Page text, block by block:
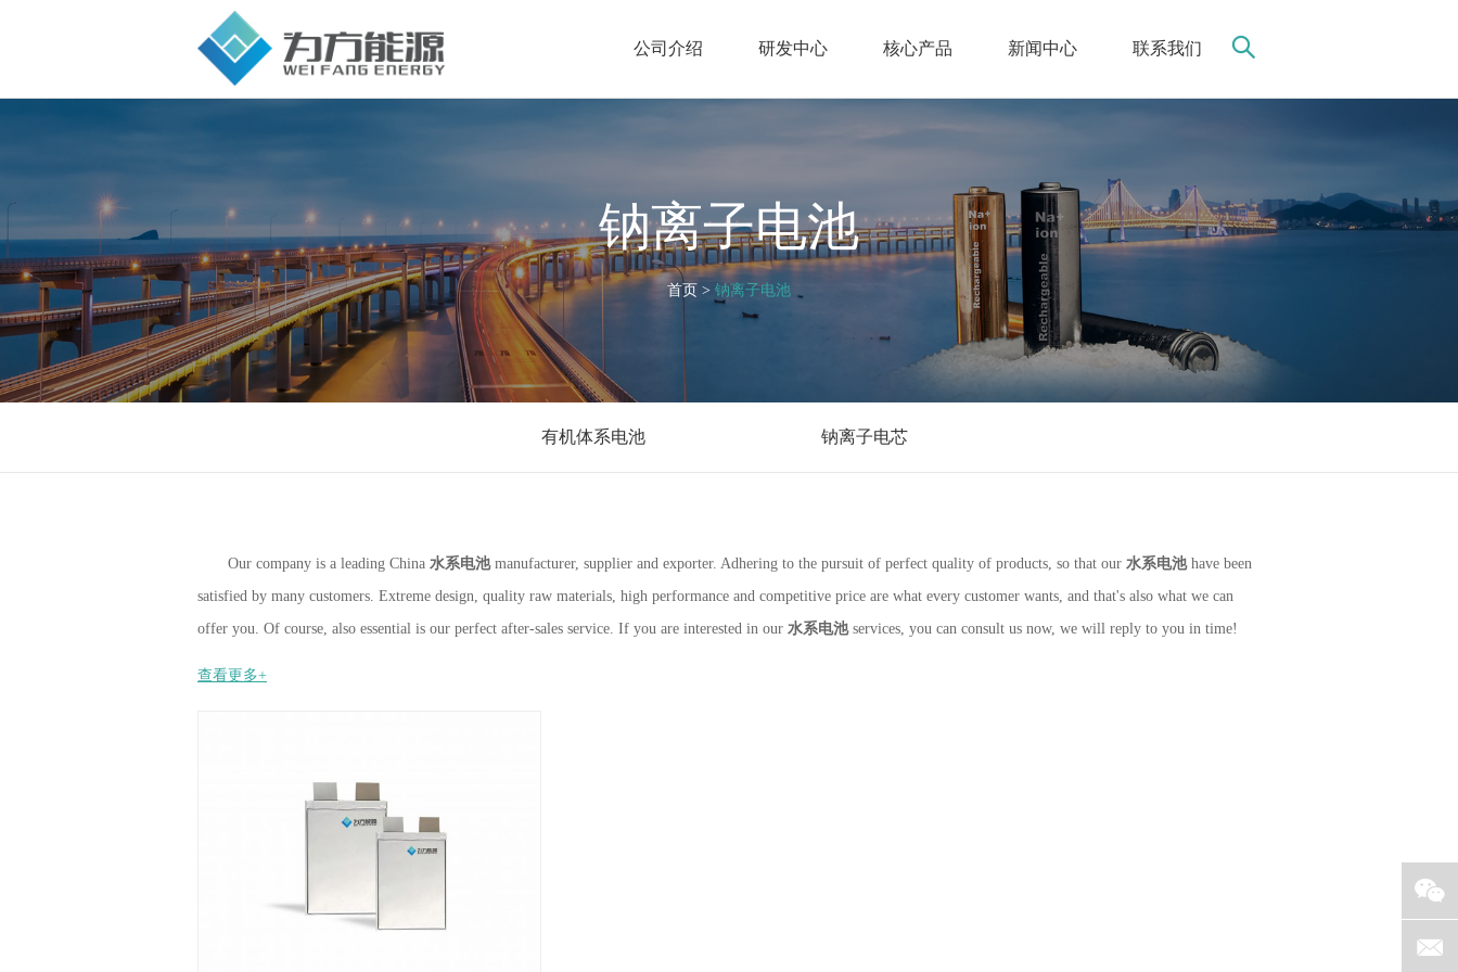
公司介绍 研发中心 核心产品 新闻中心 联系我们
钠离子电池
首页 > 钠离子电池
有机体系电池 钠离子电芯
Our company is a leading China 水系电池manufacturer, supplier and exporter. Adhering to the pursuit of perfect quality of products, so that our 水系电池have been
satisfied by many customers. Extreme design, quality raw materials, high performance and competitive price are what every customer wants, and that's also what we can
offer you. Of course, also essential is our perfect after-sales service. If you are interested in our 水系电池services, you can consult us now, we will reply to you in time!
查看更多+